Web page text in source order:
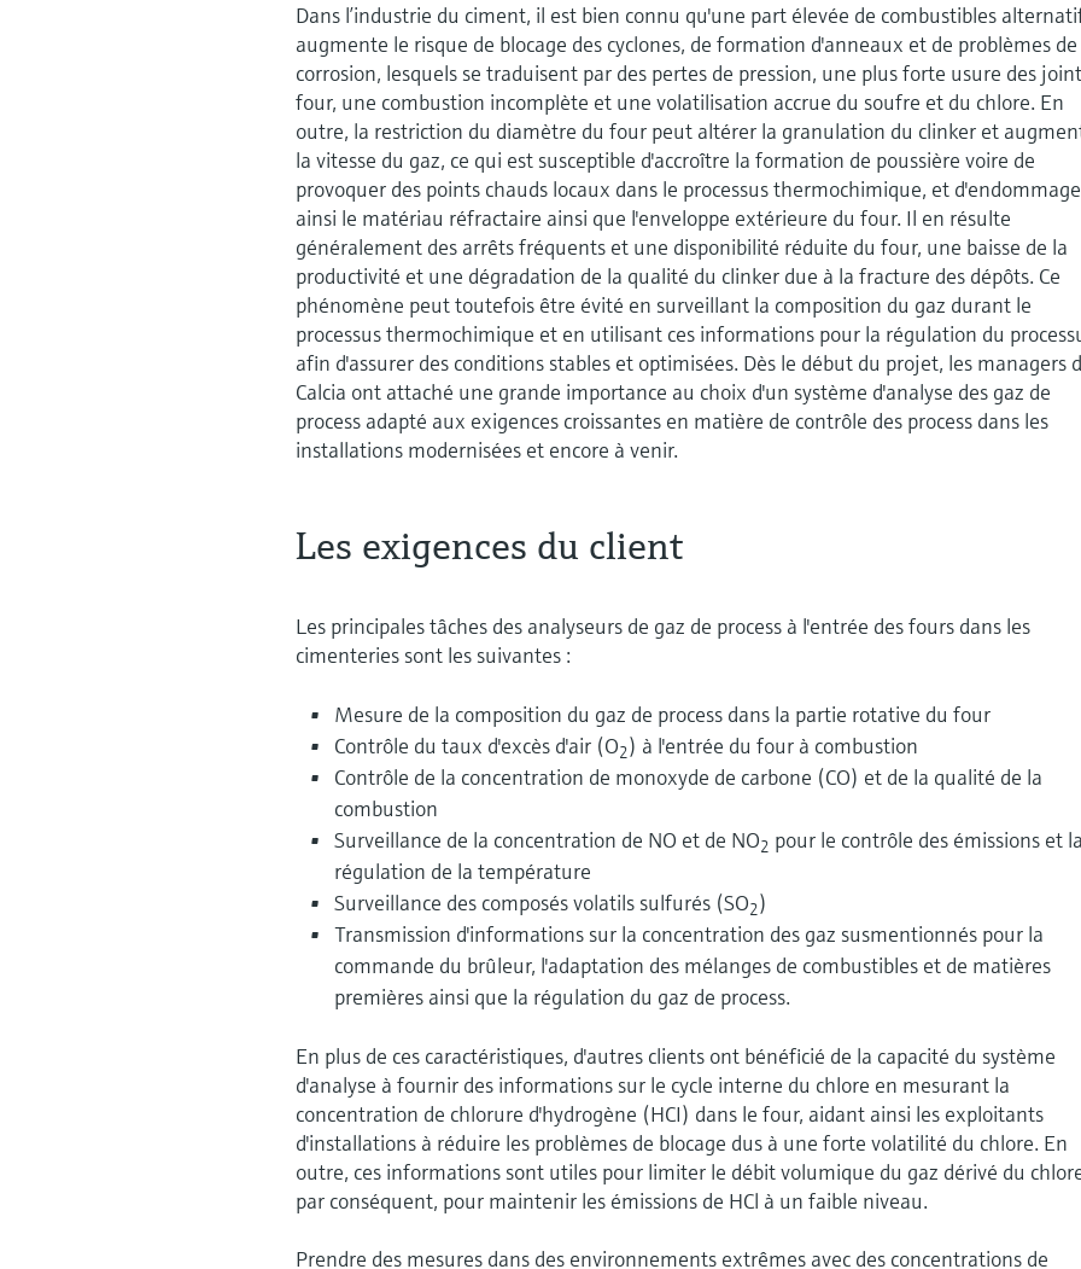
Dans l’industrie du ciment, il est bien connu qu'une part élevée de combustibles
augmente le risque de blocage des cyclones, de formation d'anneaux et de problèmes de
corrosion, lesquels se traduisent par des pertes de pression, une plus forte usure des
four, une combustion incomplète et une volatilisation accrue du soufre et du chlore. En
outre, la restriction du diamètre du four peut altérer la granulation du clinker et
la vitesse du gaz, ce qui est susceptible d'accroître la formation de poussière voire de
provoquer des points chauds locaux dans le processus thermochimique, et
ainsi le matériau réfractaire ainsi que l'enveloppe extérieure du four. Il en résulte
généralement des arrêts fréquents et une disponibilité réduite du four, une baisse de la
productivité et une dégradation de la qualité du clinker due à la fracture des dépôts. Ce
phénomène peut toutefois être évité en surveillant la composition du gaz durant le
processus thermochimique et en utilisant ces informations pour la régulation du
afin d'assurer des conditions stables et optimisées. Dès le début du projet, les managers
Calcia ont attaché une grande importance au choix d'un système d'analyse des gaz de
process adapté aux exigences croissantes en matière de contrôle des process dans les
installations modernisées et encore à venir.
Les exigences du client
Les principales tâches des analyseurs de gaz de process à l'entrée des fours dans les
cimenteries sont les suivantes :
Mesure de la composition du gaz de process dans la partie rotative du four
Contrôle du taux d'excès d'air (O2) à l'entrée du four à combustion
Contrôle de la concentration de monoxyde de carbone (CO) et de la qualité de la
combustion
Surveillance de la concentration de NO et de NO2 pour le contrôle des émissions et la
régulation de la température
Surveillance des composés volatils sulfurés (SO2)
Transmission d'informations sur la concentration des gaz susmentionnés pour la
commande du brûleur, l'adaptation des mélanges de combustibles et de matières
premières ainsi que la régulation du gaz de process.
En plus de ces caractéristiques, d'autres clients ont bénéficié de la capacité du système
d'analyse à fournir des informations sur le cycle interne du chlore en mesurant la
concentration de chlorure d'hydrogène (HCI) dans le four, aidant ainsi les exploitants
d'installations à réduire les problèmes de blocage dus à une forte volatilité du chlore. En
outre, ces informations sont utiles pour limiter le débit volumique du gaz dérivé du
par conséquent, pour maintenir les émissions de HCl à un faible niveau.
Prendre des mesures dans des environnements extrêmes avec des concentrations de